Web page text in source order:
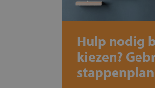
Hulp nodig
kiezen?
stappenplan